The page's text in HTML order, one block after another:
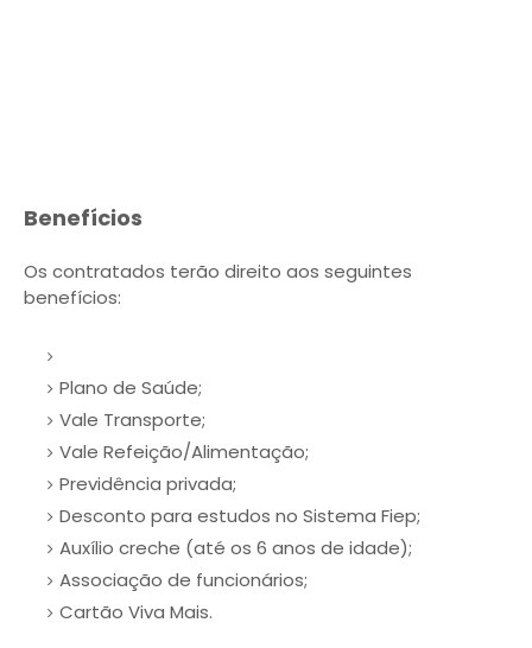
Benefícios
Os contratados terão direito aos seguintes
benefícios:
Plano de Saúde;
Vale Transporte;
Vale Refeição/Alimentação;
Previdência privada;
Desconto para estudos no Sistema Fiep;
Auxílio creche (até os 6 anos de idade);
Associação de funcionários;
Cartão Viva Mais.